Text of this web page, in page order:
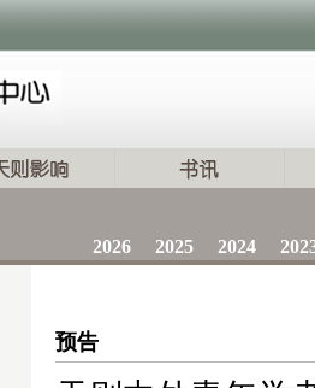
2026 2025 2024
预告